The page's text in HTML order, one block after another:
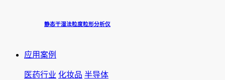
静态干湿法粒度粒形分析仪
应用案例
医药行业 化妆品 半导体